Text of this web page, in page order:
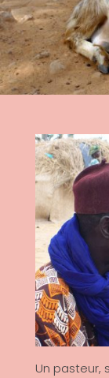
Un pasteur,